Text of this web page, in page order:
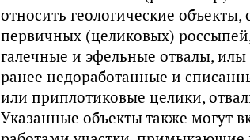
относить геологические
первичных (целиковых)
галечные и эфельные отвалы, илы
ранее недоработанные и
или приплотиковые целики,
Указанные объекты также могут